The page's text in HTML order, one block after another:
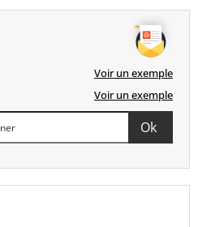
Voir un exemple
Voir un exemple